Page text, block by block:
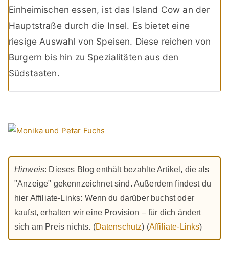
Einheimischen essen, ist das Island Cow an der
Hauptstraße durch die Insel. Es bietet eine
riesige Auswahl von Speisen. Diese reichen von
Burgern bis hin zu Spezialitäten aus den
Südstaaten.
Hinweis: Dieses Blog enthält bezahlte Artikel, die als
"Anzeige" gekennzeichnet sind. Außerdem findest du
hier Affiliate-Links: Wenn du darüber buchst oder
kaufst, erhalten wir eine Provision – für dich ändert
sich am Preis nichts. (Datenschutz) (Affiliate-Links)